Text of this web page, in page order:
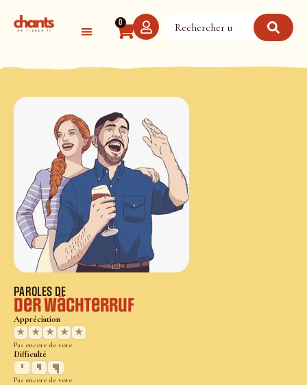
0
PAROLES DE
Der Wächterruf
Appréciation
★
★ ★ ★ ★
Pas encore de vote
Difficulté
Pas encore de vote